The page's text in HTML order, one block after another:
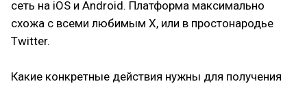
сеть на iOS и Android. Платформа максимально
схожа с всеми любимым X, или в простонародье
Twitter.
Какие конкретные действия нужны для получения